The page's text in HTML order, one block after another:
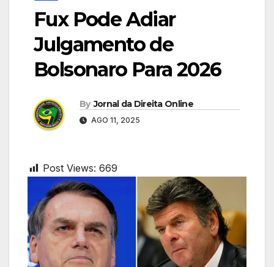
Fux Pode Adiar
Julgamento de
Bolsonaro Para 2026
By Jornal da Direita Online
AGO 11, 2025
Post Views: 669